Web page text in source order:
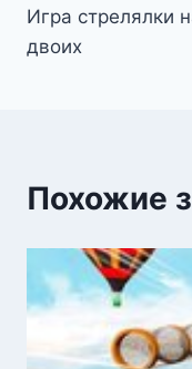
по
Игра стрелялки
двоих
Похожие